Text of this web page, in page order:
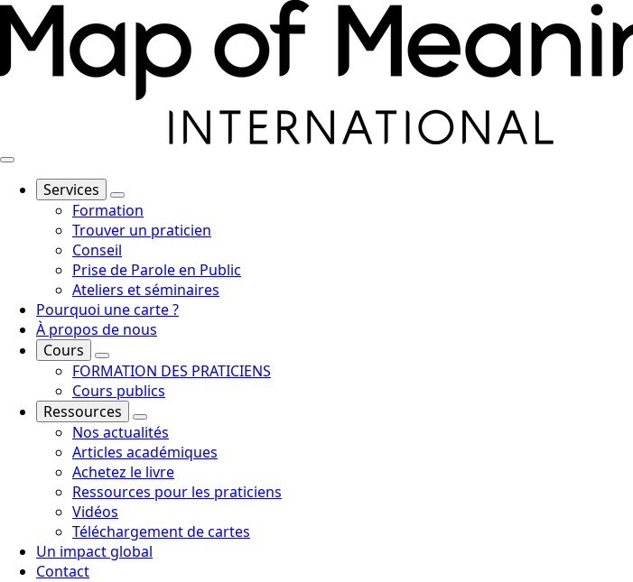
Services
Formation
Trouver un praticien
Conseil
Prise de Parole en Public
Ateliers et séminaires
Pourquoi une carte ?
À propos de nous
Cours
FORMATION DES PRATICIENS
Cours publics
Ressources
Nos actualités
Articles académiques
Achetez le livre
Ressources pour les praticiens
Vidéos
Téléchargement de cartes
Un impact global
Contact